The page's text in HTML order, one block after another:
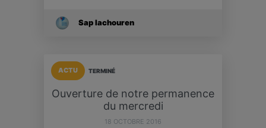
Sap Iachouren
TERMINÉ
ACTU
Ouverture de notre permanence
du mercredi
18 OCTOBRE 2016